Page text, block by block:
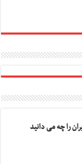
را چه می دانید